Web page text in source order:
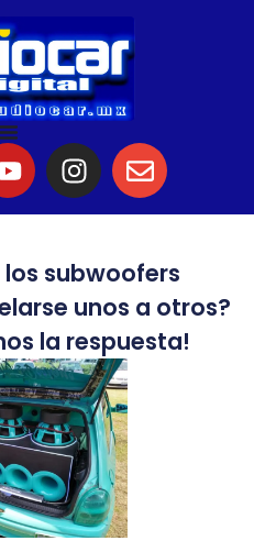
subwoofers
unos a otros?
la respuesta!